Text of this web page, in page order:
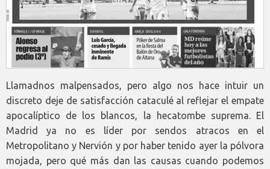
Llamadnos malpensados, pero algo nos hace intuir un
discreto deje de satisfacción cataculé al reflejar el empate
apocalíptico de los blancos, la hecatombe suprema. El
Madrid ya no es líder por sendos atracos en el
Metropolitano y Nervión y por haber tenido ayer la pólvora
mojada, pero qué más dan las causas cuando podemos